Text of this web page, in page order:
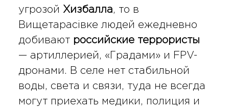
угрозой Хизбалла, то в
Вищетарасівке людей ежедневно
добивают российские террористы
— артиллерией, «Градами» и FPV-
дронами. В селе нет стабильной
воды, света и связи, туда не всегда
могут приехать медики, полиция и